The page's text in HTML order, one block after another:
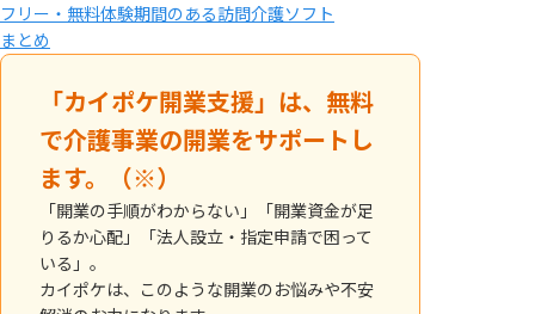
フリー・無料体験期間のある訪問介護ソフト
まとめ
「カイポケ開業支援」は、無料
で介護事業の開業をサポートし
ます。（※）
「開業の手順がわからない」「開業資金が足
りるか心配」「法人設立・指定申請で困って
いる」。
カイポケは、このような開業のお悩みや不安